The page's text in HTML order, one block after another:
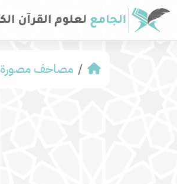
مصاحف مصورة